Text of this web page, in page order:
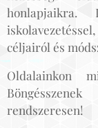
honlapjaikra.
céljairól és
Oldalainkon
rendszeresen!